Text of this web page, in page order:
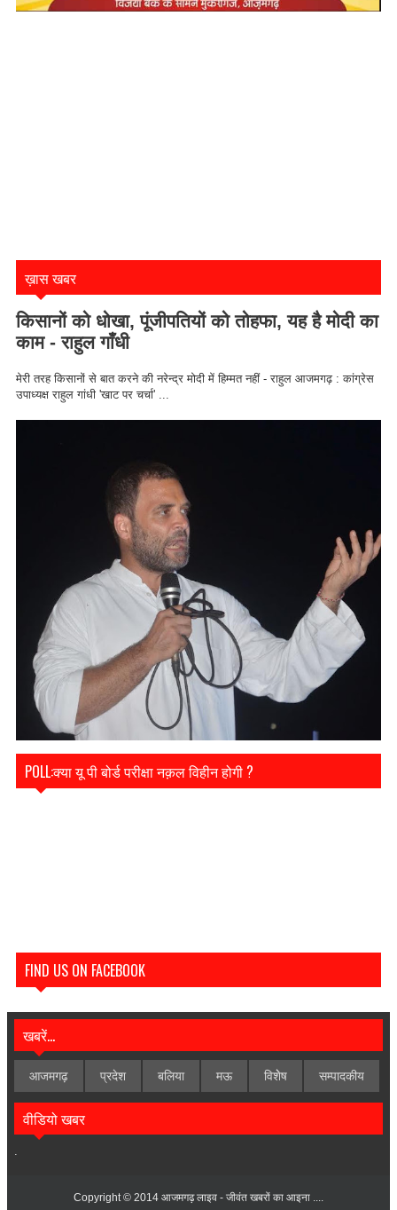
ख़ास खबर
किसानों को धोखा, पूंजीपतियों को तोहफा, यह है मोदी का
काम - राहुल गाँधी
मेरी तरह किसानों से बात करने की नरेन्द्र मोदी में हिम्मत नहीं - राहुल आजमगढ़ : कांग्रेस
उपाध्यक्ष राहुल गांधी 'खाट पर चर्चा' ...
POLL:क्या यू पी बोर्ड परीक्षा नक़ल विहीन होगी ?
FIND US ON FACEBOOK
खबरें...
आजमगढ़ प्रदेश बलिया मऊ विशेेष सम्पादकीय
वीडियो खबर
Copyright © 2014 आजमगढ़ लाइव - जीवंत खबरों का आइना ....